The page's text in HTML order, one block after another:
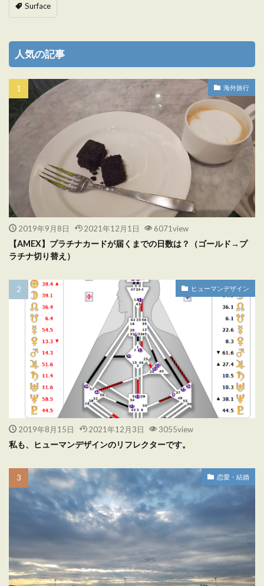
Surface
人気の記事
海外旅行
2019年9月8日 2021年12月1日 6071view
【AMEX】プラチナカードが届くまでの日数は？（ゴールド→プ
ラチナ切り替え）
ヒューマンデザイン
2019年8月15日 2021年12月3日 3055view
私も、ヒューマンデザインのリフレクターです。
恋愛・結婚